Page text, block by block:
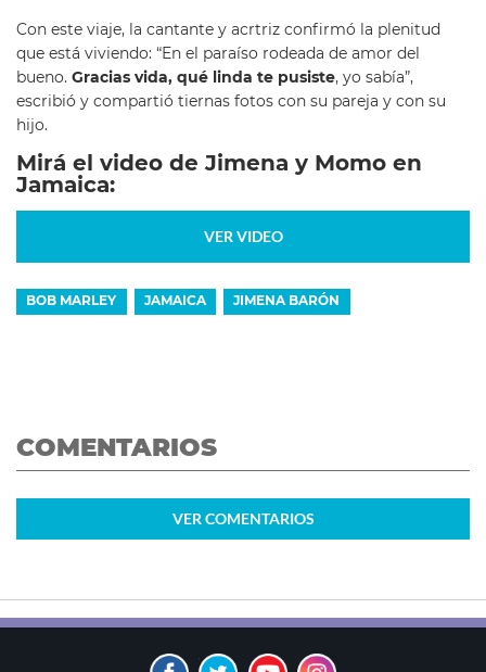
Con este viaje, la cantante y acrtriz confirmó la plenitud
que está viviendo: “En el paraíso rodeada de amor del
bueno. Gracias vida, qué linda te pusiste, yo sabía”,
escribió y compartió tiernas fotos con su pareja y con su
hijo.
Mirá el video de Jimena y Momo en
Jamaica:
VER VIDEO
BOB MARLEY JAMAICA JIMENA BARÓN
COMENTARIOS
VER COMENTARIOS